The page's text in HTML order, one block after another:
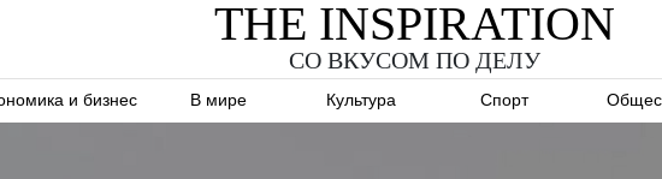
THE INSPIRATION
СО ВКУСОМ ПО ДЕЛУ
и бизнес В мире Культура Спорт